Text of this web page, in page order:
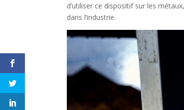
d’utiliser ce dispositif sur les
dans l’industrie.